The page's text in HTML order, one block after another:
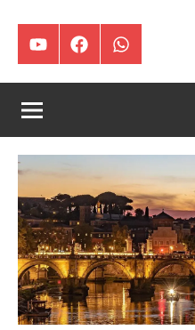
plus
d’harmonie
familiale
un
avenir
serein.
Chaîne
YouTube
Facebook
WA